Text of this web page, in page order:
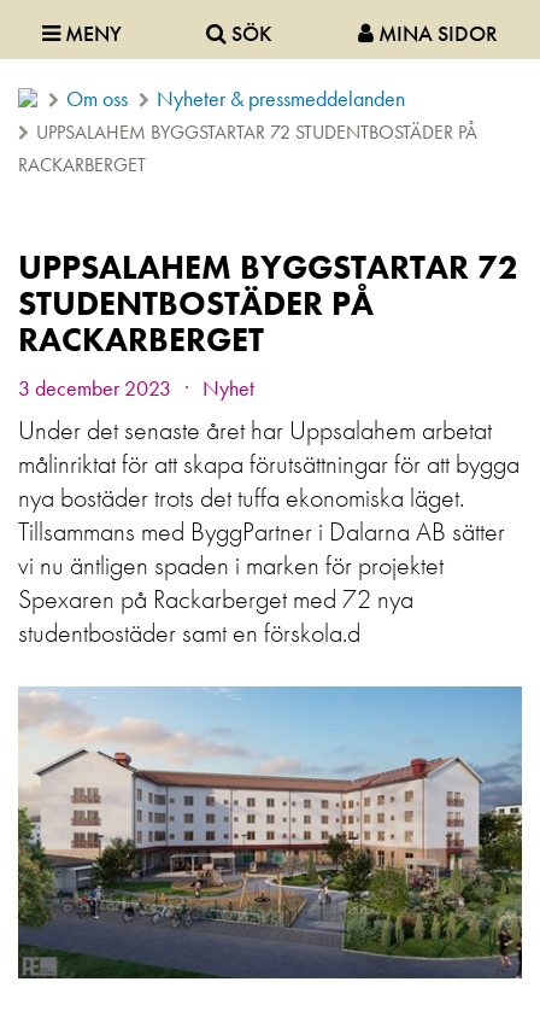
MENY SÖK MINA SIDOR
Om oss Nyheter & pressmeddelanden
UPPSALAHEM BYGGSTARTAR 72 STUDENTBOSTÄDER PÅ
RACKARBERGET
UPPSALAHEM BYGGSTARTAR 72
STUDENTBOSTÄDER PÅ
RACKARBERGET
3 december 2023 . Nyhet
Under det senaste året har Uppsalahem arbetat
målinriktat för att skapa förutsättningar för att bygga
nya bostäder trots det tuffa ekonomiska läget.
Tillsammans med ByggPartner i Dalarna AB sätter
vi nu äntligen spaden i marken för projektet
Spexaren på Rackarberget med 72 nya
studentbostäder samt en förskola.d